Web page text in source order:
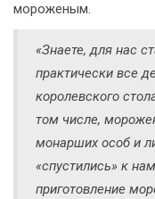
мороженым.
«Знаете, для нас
практически все
королевского
том числе,
монарших особ и
«спустились» к
приготовление